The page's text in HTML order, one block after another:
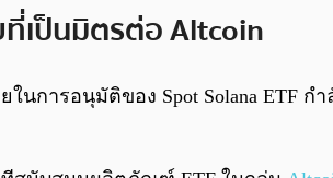
ที่เป็นมิตรต่อ Altcoin
การอนุมัติของ Spot Solana ETF ก